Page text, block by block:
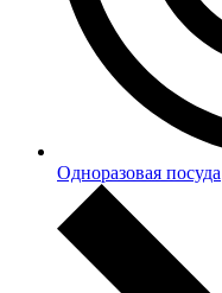
Одноразовая посуда